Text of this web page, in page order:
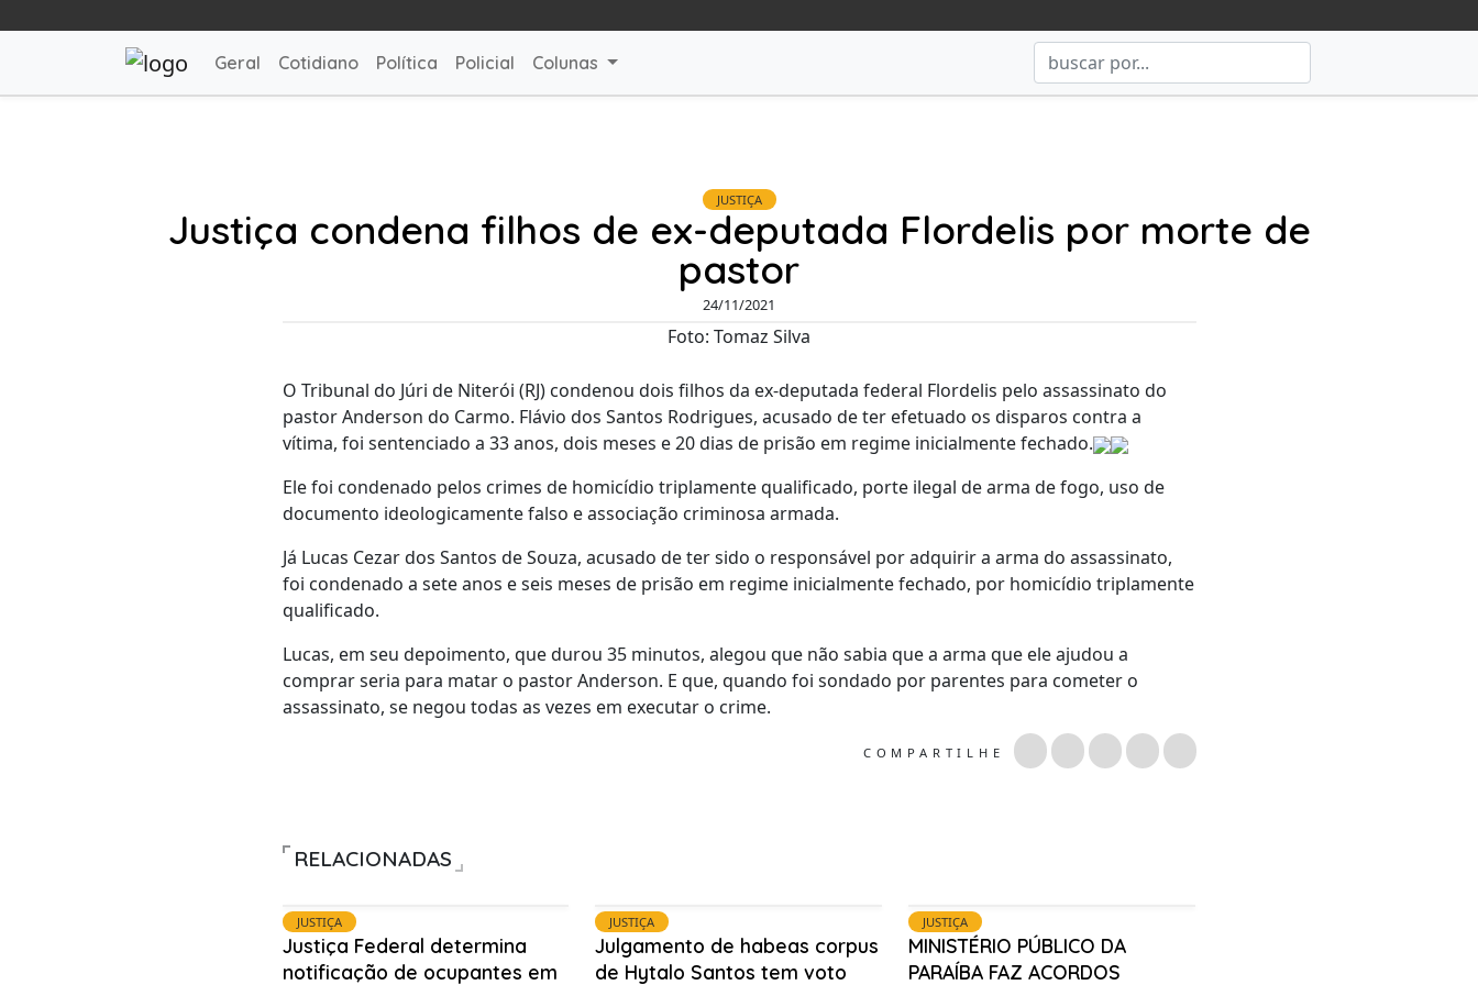
Geral Cotidiano Política Policial Colunas
JUSTIÇA
Justiça condena filhos de ex-deputada Flordelis por morte de
pastor
24/11/2021
Foto: Tomaz Silva
O Tribunal do Júri de Niterói (RJ) condenou dois filhos da ex-deputada federal Flordelis pelo assassinato do
pastor Anderson do Carmo. Flávio dos Santos Rodrigues, acusado de ter efetuado os disparos contra a
vítima, foi sentenciado a 33 anos, dois meses e 20 dias de prisão em regime inicialmente fechado.
Ele foi condenado pelos crimes de homicídio triplamente qualificado, porte ilegal de arma de fogo, uso de
documento ideologicamente falso e associação criminosa armada.
Já Lucas Cezar dos Santos de Souza, acusado de ter sido o responsável por adquirir a arma do assassinato,
foi condenado a sete anos e seis meses de prisão em regime inicialmente fechado, por homicídio triplamente
qualificado.
Lucas, em seu depoimento, que durou 35 minutos, alegou que não sabia que a arma que ele ajudou a
comprar seria para matar o pastor Anderson. E que, quando foi sondado por parentes para cometer o
assassinato, se negou todas as vezes em executar o crime.
COMPARTILHE
RELACIONADAS
JUSTIÇA
Justiça Federal determina
notificação de ocupantes em
JUSTIÇA
Julgamento de habeas corpus
de Hytalo Santos tem voto
JUSTIÇA
MINISTÉRIO PÚBLICO DA
PARAÍBA FAZ ACORDOS